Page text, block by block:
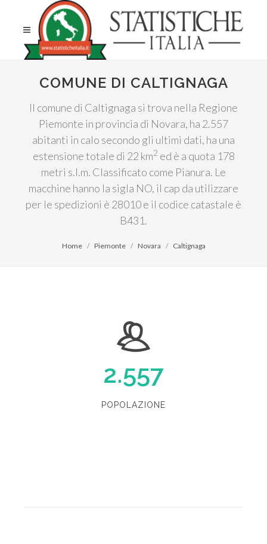
COMUNE DI CALTIGNAGA
Il comune di Caltignaga si trova nella Regione
Piemonte in provincia di Novara, ha 2.557
abitanti in calo secondo gli ultimi dati, ha una
estensione totale di 22 km2 ed è a quota 178
metri s.l.m. Classificato come Pianura. Le
macchine hanno la sigla NO, il cap da utilizzare
per le spedizioni è 28010 e il codice catastale è
B431.
Home Piemonte Novara Caltignaga
2.557
POPOLAZIONE